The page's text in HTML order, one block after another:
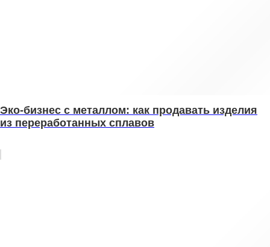
Эко‑бизнес с металлом: как продавать изделия
из переработанных сплавов